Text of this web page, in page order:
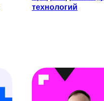
технологий